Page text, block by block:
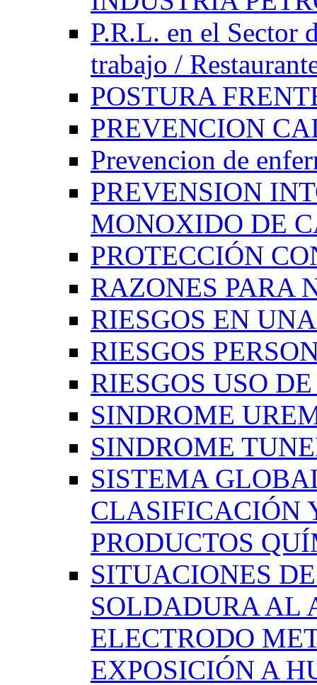
P.R.L. en el Sector
trabajo /
POSTURA
PREVENCION
Prevencion de
PREVENSION
MONOXIDO DE
PROTECCIÓN
RAZONES PARA
RIESGOS EN
RIESGOS
RIESGOS USO
SINDROME
SINDROME
SISTEMA
CLASIFICACIÓN
PRODUCTOS
SITUACIONES
SOLDADURA AL
ELECTRODO
EXPOSICIÓN A